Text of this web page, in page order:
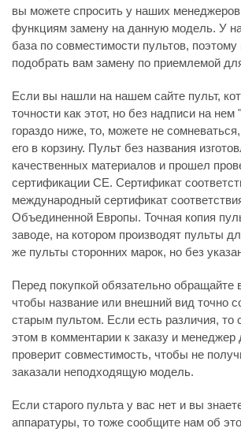
вы можете спросить у наших
функциям замену на данную модель. У
база по совместимости пультов,
подобрать вам замену по приемлемой
Если вы нашли на нашем сайте пульт,
точности как этот, но без надписи на нем
гораздо ниже, то, можете не
его в корзину. Пульт без названия
качественных материалов и прошел
сертификации CE. Сертификат
международный сертификат
Объединенной Европы. Точная копия
заводе, на котором производят пульты
же пульты сторонних марок, но без
Перед покупкой обязательно обращайте
чтобы название или внешний вид точно
старым пультом. Если есть различия, то
этом в комментарии к заказу и менеджер
проверит совместимость, чтобы не
заказали неподходящую модель.
Если старого пульта у вас нет и вы
аппаратуры, то тоже сообщите нам об